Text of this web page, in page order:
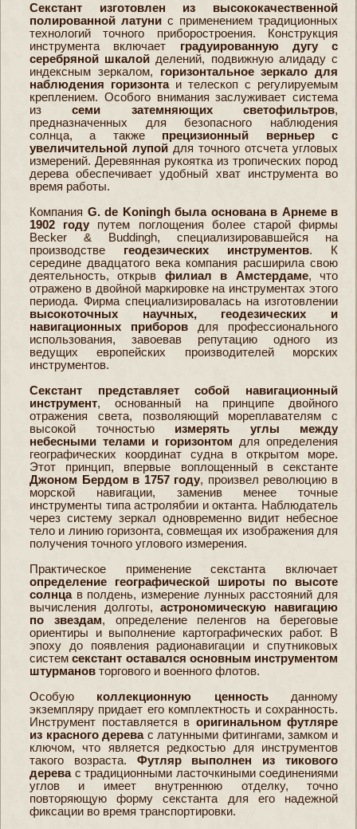
Секстант изготовлен из высококачественной
полированной латуни с применением традиционных
технологий точного приборостроения. Конструкция
инструмента включает градуированную дугу с
серебряной шкалой делений, подвижную алидаду с
индексным зеркалом, горизонтальное зеркало для
наблюдения горизонтаи телескоп с регулируемым
креплением. Особого внимания заслуживает система
изсеми затемняющих светофильтров,
предназначенных для безопасного наблюдения
солнца, а также прецизионный верньер с
увеличительной лупой для точного отсчета угловых
измерений. Деревянная рукоятка из тропических пород
дерева обеспечивает удобный хват инструмента во
время работы.
Компания G. de Koningh была основана в Арнеме в
1902 году путем поглощения более старой фирмы
Becker & Buddingh, специализировавшейся на
производстве геодезических инструментов. К
середине двадцатого века компания расширила свою
деятельность, открыв филиал в Амстердаме, что
отражено в двойной маркировке на инструментах этого
периода. Фирма специализировалась на изготовлении
высокоточных научных, геодезических и
навигационных приборов для профессионального
использования, завоевав репутацию одного из
ведущих европейских производителей морских
инструментов.
Секстант представляет собой навигационный
инструмент, основанный на принципе двойного
отражения света, позволяющий мореплавателям с
высокой точностью измерять углы между
небесными телами и горизонтом для определения
географических координат судна в открытом море.
Этот принцип, впервые воплощенный в секстанте
Джоном Бердом в 1757 году, произвел революцию в
морской навигации, заменив менее точные
инструменты типа астролябии и октанта. Наблюдатель
через систему зеркал одновременно видит небесное
тело и линию горизонта, совмещая их изображения для
получения точного углового измерения.
Практическое применение секстанта включает
определение географической широты по высоте
солнцав полдень, измерение лунных расстояний для
вычисления долготы,астрономическую навигацию
по звездам, определение пеленгов на береговые
ориентиры и выполнение картографических работ. В
эпоху до появления радионавигации и спутниковых
системсекстант оставался основным инструментом
штурманов торгового и военного флотов.
Особую коллекционную ценностьданному
экземпляру придает его комплектность и сохранность.
Инструмент поставляется в оригинальном футляре
из красного деревас латунными фитингами, замком и
ключом, что является редкостью для инструментов
такого возраста. Футляр выполнен из тикового
деревас традиционными ласточкиными соединениями
углов и имеет внутреннюю отделку, точно
повторяющую форму секстанта для его надежной
фиксации во время транспортировки.